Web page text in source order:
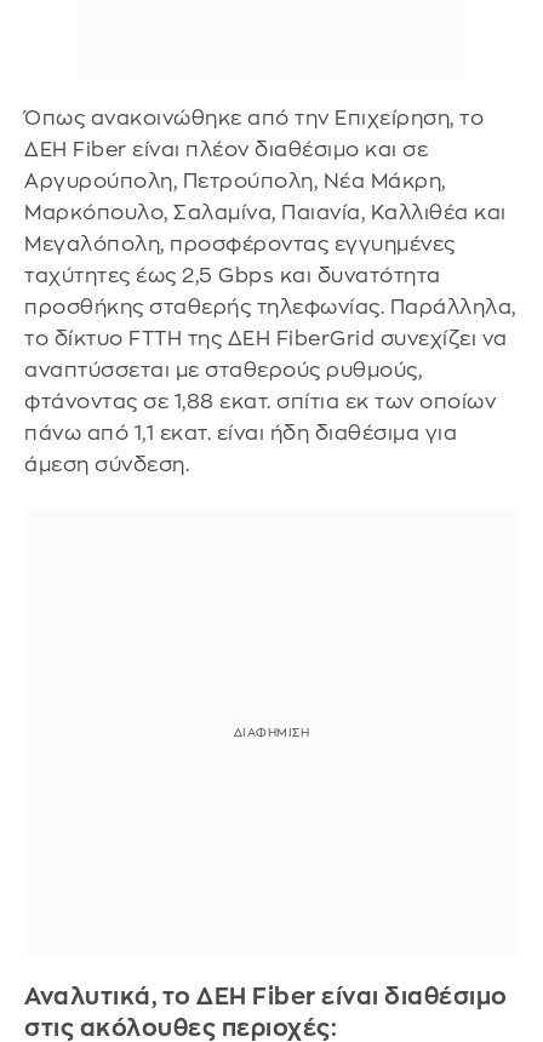
Όπως ανακοινώθηκε από την Επιχείρηση, το
ΔΕΗ Fiber είναι πλέον διαθέσιμο και σε
Αργυρούπολη, Πετρούπολη, Νέα Μάκρη,
Μαρκόπουλο, Σαλαμίνα, Παιανία, Καλλιθέα και
Μεγαλόπολη, προσφέροντας εγγυημένες
ταχύτητες έως 2,5 Gbps και δυνατότητα
προσθήκης σταθερής τηλεφωνίας. Παράλληλα,
το δίκτυο FTTH της ΔΕΗ FiberGrid συνεχίζει να
αναπτύσσεται με σταθερούς ρυθμούς,
φτάνοντας σε 1,88 εκατ. σπίτια εκ των οποίων
πάνω από 1,1 εκατ. είναι ήδη διαθέσιμα για
άμεση σύνδεση.
Αναλυτικά, το ΔΕΗ Fiber είναι διαθέσιμο
στις ακόλουθες περιοχές: